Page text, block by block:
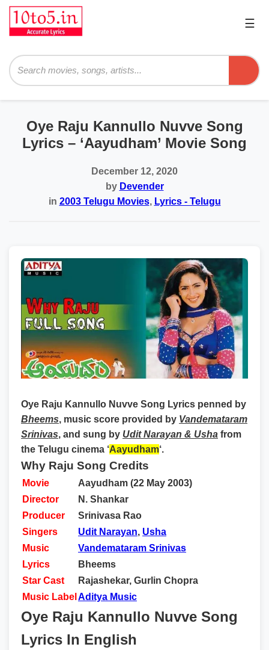
☰
Oye Raju Kannullo Nuvve Song
Lyrics – ‘Aayudham’ Movie Song
December 12, 2020
by Devender
in 2003 Telugu Movies, Lyrics - Telugu
Oye Raju Kannullo Nuvve Song Lyrics penned by
Bheems, music score provided by Vandemataram
Srinivas, and sung by Udit Narayan & Usha from
the Telugu cinema ‘Aayudham‘.
Why Raju Song Credits
Movie
Aayudham (22 May 2003)
Director
N. Shankar
Producer
Srinivasa Rao
Singers
Udit Narayan, Usha
Music
Vandemataram Srinivas
Lyrics
Bheems
Star Cast
Rajashekar, Gurlin Chopra
Music Label Aditya Music
Oye Raju Kannullo Nuvve Song
Lyrics In English